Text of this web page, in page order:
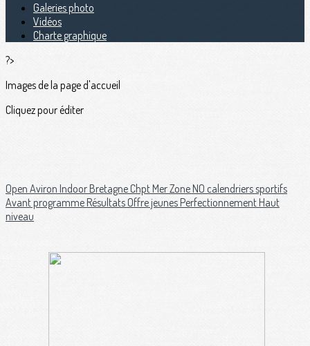
Galeries photo
Vidéos
Charte graphique
?>
Images de la page d'accueil
Cliquez pour éditer
Open Aviron Indoor BretagneChpt Mer Zone NO calendriers sportifs
Avant programme RésultatsOffre jeunesPerfectionnementHaut
niveau